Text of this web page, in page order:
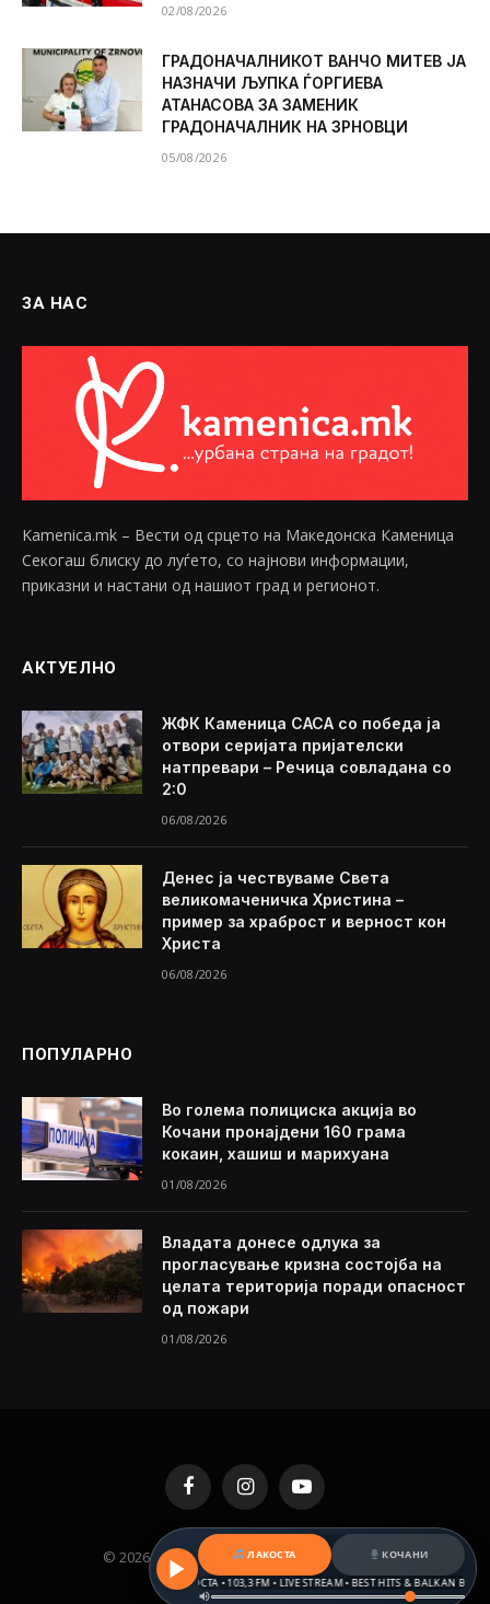
02/08/2026
ГРАДОНАЧАЛНИКОТ ВАНЧО МИТЕВ ЈА
НАЗНАЧИ ЉУПКА ЃОРГИЕВА
АТАНАСОВА ЗА ЗАМЕНИК
ГРАДОНАЧАЛНИК НА ЗРНОВЦИ
05/08/2026
ЗА НАС
Kamenica.mk – Вести од срцето на Македонска Каменица
Секогаш блиску до луѓето, со најнови информации,
приказни и настани од нашиот град и регионот.
АКТУЕЛНО
ЖФК Каменица САСА со победа ја
отвори серијата пријателски
натпревари – Речица совладана со
2:0
06/08/2026
Денес ја чествуваме Света
великомаченичка Христина –
пример за храброст и верност кон
Христа
06/08/2026
ПОПУЛАРНО
Во голема полициска акција во
Кочани пронајдени 160 грама
кокаин, хашиш и марихуана
01/08/2026
Владата донесе одлука за
прогласување кризна состојба на
целата територија поради опасност
од пожари
01/08/2026
FacebookInstagramYouTube
© 2026 KAMENICA.MK. Designed by MKNET.
ЛАКОСТА
КОЧАНИ
РАДИО ЛАКОСТА • 103,3 FM • LIVE STREAM • BEST HITS & BALKAN BEATS